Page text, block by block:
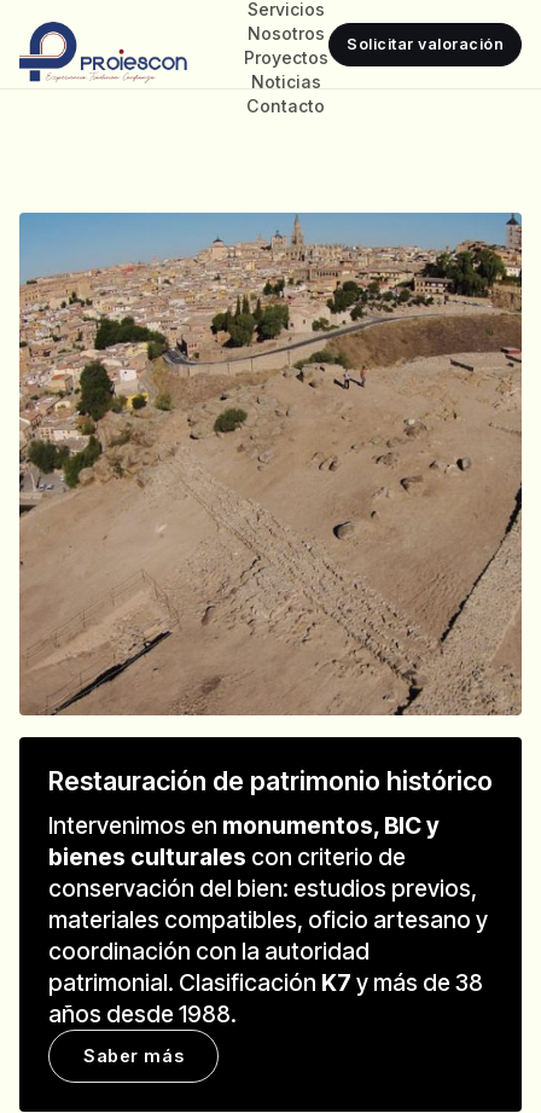
Servicios
Nosotros
Proyectos
Noticias
Contacto
Solicitar valoración
Restauración de patrimonio histórico
Intervenimos en monumentos, BIC y
bienes culturales con criterio de
conservación del bien: estudios previos,
materiales compatibles, oficio artesano y
coordinación con la autoridad
patrimonial. Clasificación K7 y más de 38
años desde 1988.
Saber más